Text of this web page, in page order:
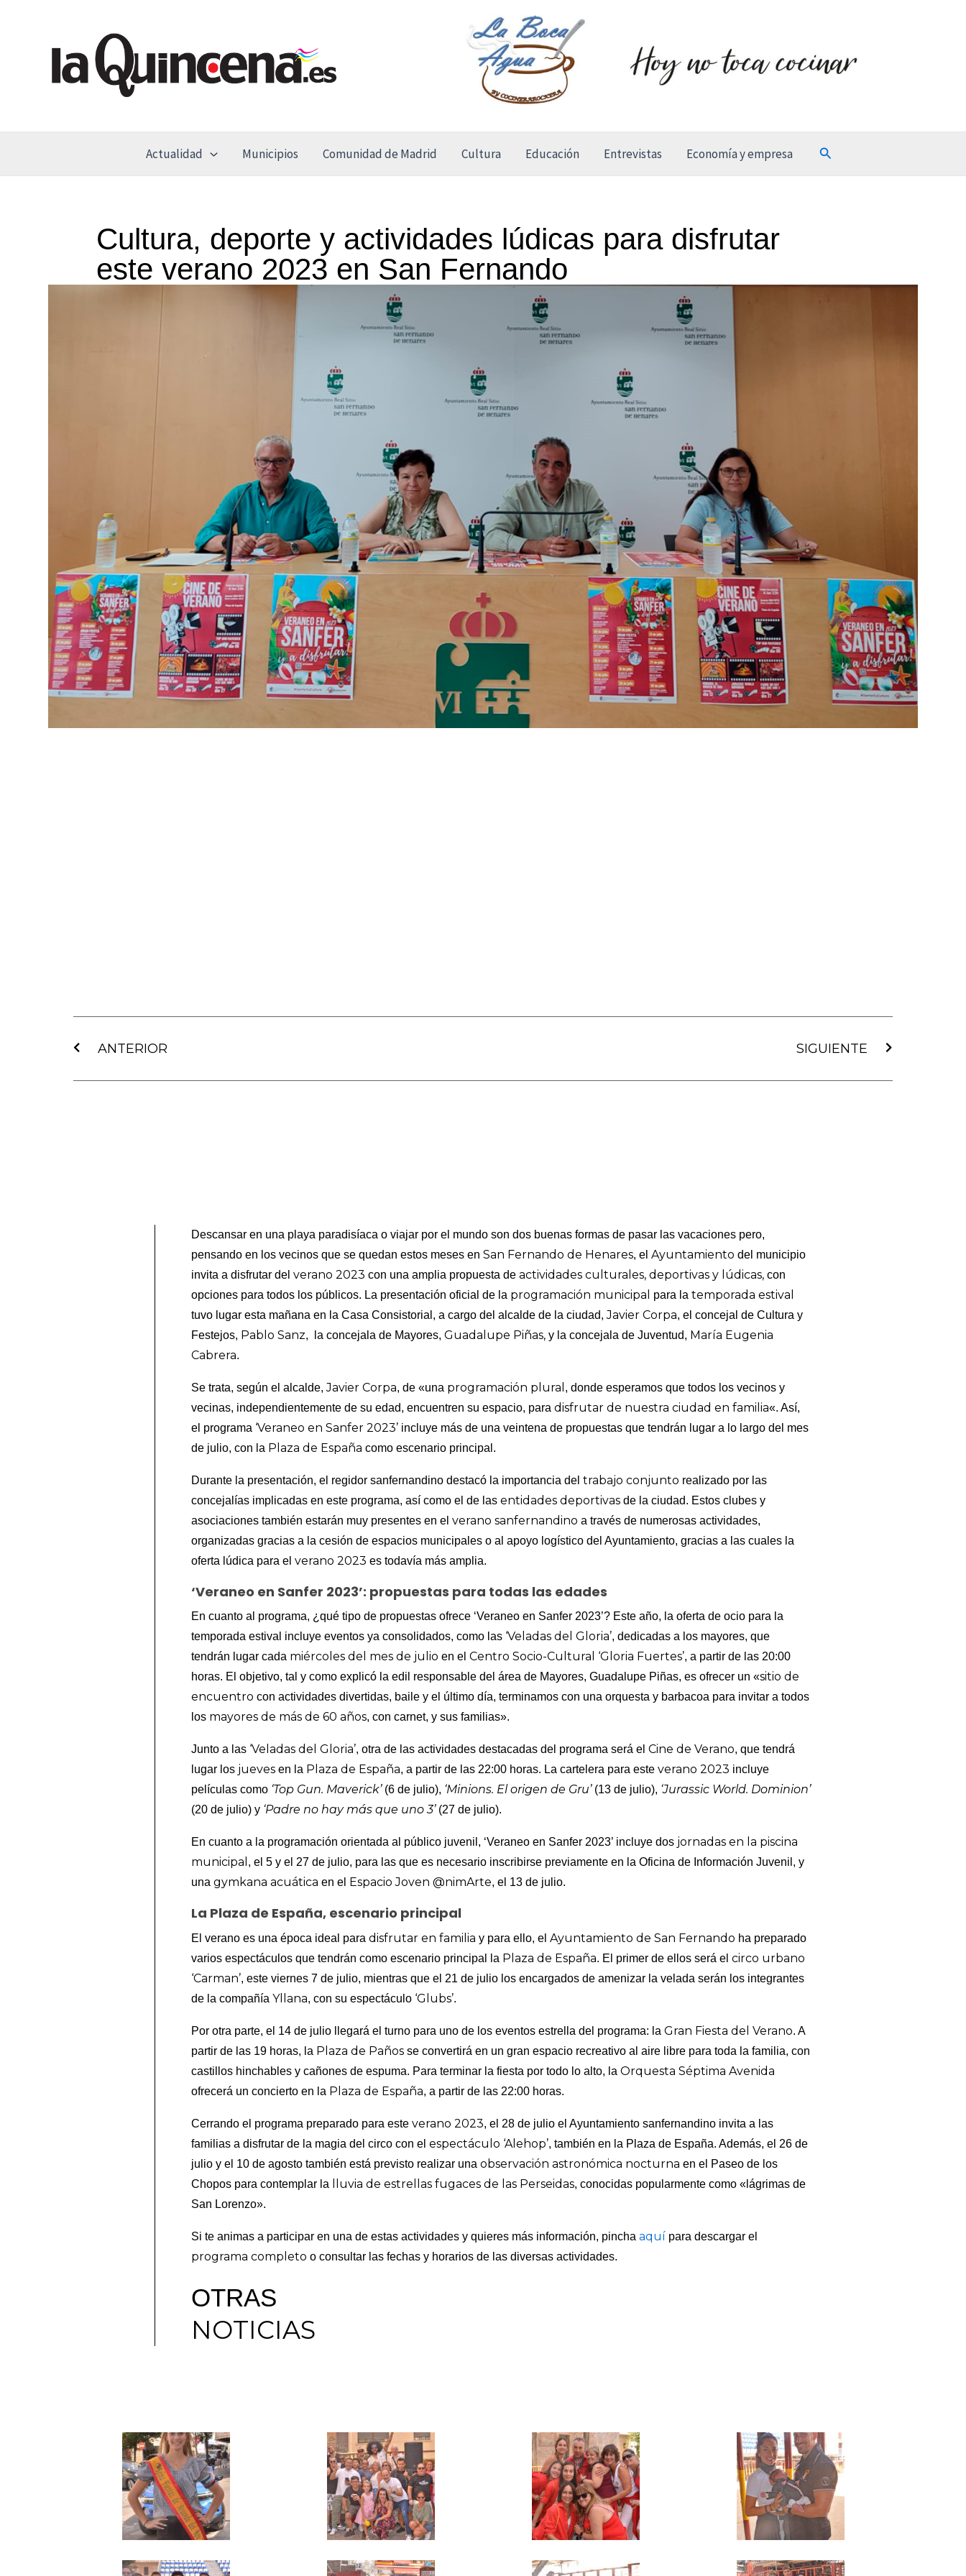
contenido
Actualidad Municipios Comunidad de Madrid Cultura Educación Entrevistas Economía y empresa Buscar
Cultura, deporte y actividades lúdicas para disfrutar
este verano 2023 en San Fernando
ANTERIOR SIGUIENTE
Descansar en una playa paradisíaca o viajar por el mundo son dos buenas formas de pasar las vacaciones pero,
pensando en los vecinos que se quedan estos meses enSan Fernando de Henares, elAyuntamiento del municipio
invita a disfrutar delverano 2023 con una amplia propuesta de actividades culturales, deportivas y lúdicas, con
opciones para todos los públicos. La presentación oficial de la programación municipal para la temporada estival
tuvo lugar esta mañana en la Casa Consistorial, a cargo del alcalde de la ciudad,Javier Corpa, el concejal de Cultura y
Festejos, Pablo Sanz, la concejala de Mayores,Guadalupe Piñas,y la concejala de Juventud, María Eugenia
Cabrera.
Se trata, según el alcalde,Javier Corpa, de «una programación plural , donde esperamos que todos los vecinos y
vecinas, independientemente de su edad, encuentren su espacio, para disfrutar de nuestra ciudad en familia«. Así,
el programa ‘Veraneo en Sanfer 2023’ incluye más de una veintena de propuestas que tendrán lugar a lo largo del mes
de julio, con la Plaza de España como escenario principal.
Durante la presentación, el regidor sanfernandino destacó la importancia deltrabajo conjunto realizado por las
concejalías implicadas en este programa, así como el de las entidades deportivas de la ciudad. Estos clubes y
asociaciones también estarán muy presentes en elverano sanfernandino a través de numerosas actividades,
organizadas gracias a la cesión de espacios municipales o al apoyo logístico del Ayuntamiento, gracias a las cuales la
oferta lúdica para elverano 2023 es todavía más amplia.
‘Veraneo en Sanfer 2023’: propuestas para todas las edades
En cuanto al programa, ¿qué tipo de propuestas ofrece ‘Veraneo en Sanfer 2023’? Este año, la oferta de ocio para la
temporada estival incluye eventos ya consolidados, como las ‘Veladas del Gloria’, dedicadas a los mayores, que
tendrán lugar cada miércoles del mes de julio en elCentro Socio-Cultural ‘Gloria Fuertes’, a partir de las 20:00
horas. El objetivo, tal y como explicó la edil responsable del área de Mayores, Guadalupe Piñas, es ofrecer un «sitio de
encuentro con actividades divertidas, baile y el último día, terminamos con una orquesta y barbacoa para invitar a todos
los mayores de más de 60 años, con carnet, y sus familias».
Junto a las ‘Veladas del Gloria’, otra de las actividades destacadas del programa será elCine de Verano, que tendrá
lugar los jueves en la Plaza de España, a partir de las 22:00 horas. La cartelera para esteverano 2023 incluye
películas como ‘Top Gun. Maverick’ (6 de julio), ‘Minions. El origen de Gru’(13 de julio), ‘Jurassic World. Dominion’
(20 de julio) y ‘Padre no hay más que uno 3’(27 de julio).
En cuanto a la programación orientada al público juvenil, ‘Veraneo en Sanfer 2023’ incluye dos jornadas en la piscina
municipal , el 5 y el 27 de julio, para las que es necesario inscribirse previamente en la Oficina de Información Juvenil, y
una gymkana acuática en el Espacio Joven @nimArte, el 13 de julio.
La Plaza de España, escenario principal
El verano es una época ideal para disfrutar en familia y para ello, elAyuntamiento de San Fernando ha preparado
varios espectáculos que tendrán como escenario principal la Plaza de España. El primer de ellos será el circo urbano
‘Carman’, este viernes 7 de julio, mientras que el 21 de julio los encargados de amenizar la velada serán los integrantes
de la compañía Yllana, con su espectáculo ‘Glubs’.
Por otra parte, el 14 de julio llegará el turno para uno de los eventos estrella del programa: laGran Fiesta del Verano. A
partir de las 19 horas, la Plaza de Paños se convertirá en un gran espacio recreativo al aire libre para toda la familia, con
castillos hinchables y cañones de espuma. Para terminar la fiesta por todo lo alto, laOrquesta Séptima Avenida
ofrecerá un concierto en la Plaza de España, a partir de las 22:00 horas.
Cerrando el programa preparado para esteverano 2023, el 28 de julio el Ayuntamiento sanfernandino invita a las
familias a disfrutar de la magia del circo con elespectáculo ‘Alehop’, también en la Plaza de España. Además, el 26 de
julio y el 10 de agosto también está previsto realizar unaobservación astronómica nocturna en el Paseo de los
Chopos para contemplar la
lluvia de estrellas fugaces de las Perseidas, conocidas popularmente como «lágrimas de
San Lorenzo».
Si te animas a participar en una de estas actividades y quieres más información, pinchaaquí para descargar el
programa completo o consultar las fechas y horarios de las diversas actividades.
OTRAS
NOTICIAS